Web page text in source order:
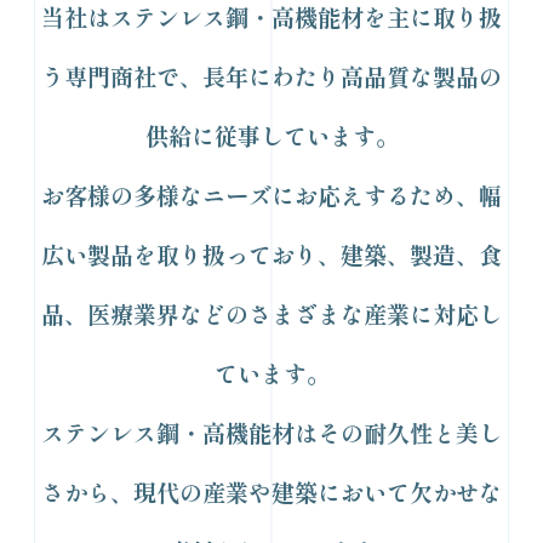
当社はステンレス鋼・高機能材を主に取り扱
う専門商社で、長年にわたり高品質な製品の
供給に従事しています。
お客様の多様なニーズにお応えするため、幅
広い製品を取り扱っており、建築、製造、食
品、医療業界などのさまざまな産業に対応し
ています。
ステンレス鋼・高機能材はその耐久性と美し
さから、現代の産業や建築において欠かせな